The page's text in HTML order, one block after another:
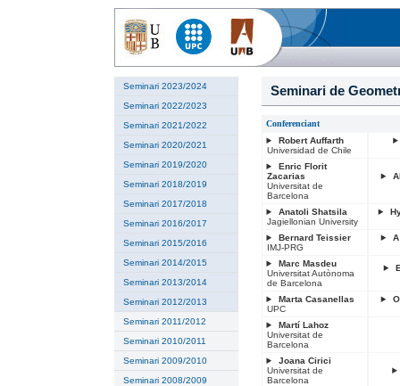
Seminari 2023/2024
Seminari 2022/2023
Seminari 2021/2022
Seminari 2020/2021
Seminari 2019/2020
Seminari 2018/2019
Seminari 2017/2018
Seminari 2016/2017
Seminari 2015/2016
Seminari 2014/2015
Seminari 2013/2014
Seminari 2012/2013
Seminari 2011/2012
Seminari 2010/2011
Seminari 2009/2010
Seminari 2008/2009
Seminari de
Conferenciant
Robert Auffarth
Universidad de Chile
Enric Florit
Zacarias
Universitat de
Barcelona
Anatoli Shatsila
Jagiellonian University
Bernard Teissier
IMJ-PRG
Marc Masdeu
Universitat Autònoma
de Barcelona
Marta Casanellas
UPC
Martí Lahoz
Universitat de
Barcelona
Joana Cirici
Universitat de
Barcelona